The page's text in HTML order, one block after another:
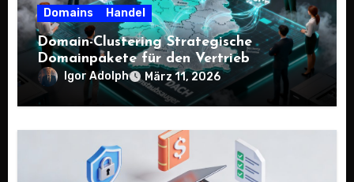
Domains Handel
Domain-Clustering Strategische
Domainpakete für den Vertrieb
Igor Adolph März 11, 2026